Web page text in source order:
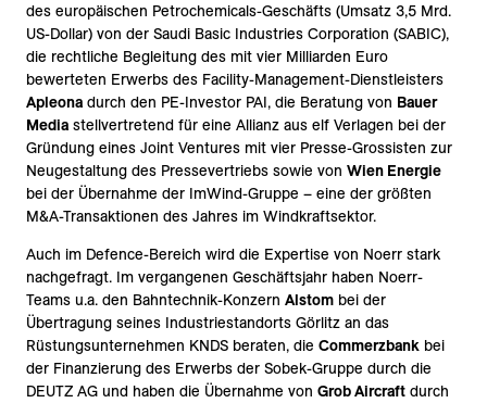
des europäischen Petrochemicals-Geschäfts (Umsatz 3,5 Mrd.
US-Dollar) von der Saudi Basic Industries Corporation (SABIC),
die rechtliche Begleitung des mit vier Milliarden Euro
bewerteten Erwerbs des Facility-Management-Dienstleisters
Apleona durch den PE-Investor PAI, die Beratung von Bauer
Media stellvertretend für eine Allianz aus elf Verlagen bei der
Gründung eines Joint Ventures mit vier Presse-Grossisten zur
Neugestaltung des Pressevertriebs sowie von Wien Energie
bei der Übernahme der ImWind-Gruppe – eine der größten
M&A-Transaktionen des Jahres im Windkraftsektor.
Auch im Defence-Bereich wird die Expertise von Noerr stark
nachgefragt. Im vergangenen Geschäftsjahr haben Noerr-
Teams u.a. den Bahntechnik-Konzern Alstom bei der
Übertragung seines Industriestandorts Görlitz an das
Rüstungsunternehmen KNDS beraten, die Commerzbank bei
der Finanzierung des Erwerbs der Sobek-Gruppe durch die
DEUTZ AG und haben die Übernahme von Grob Aircraft durch